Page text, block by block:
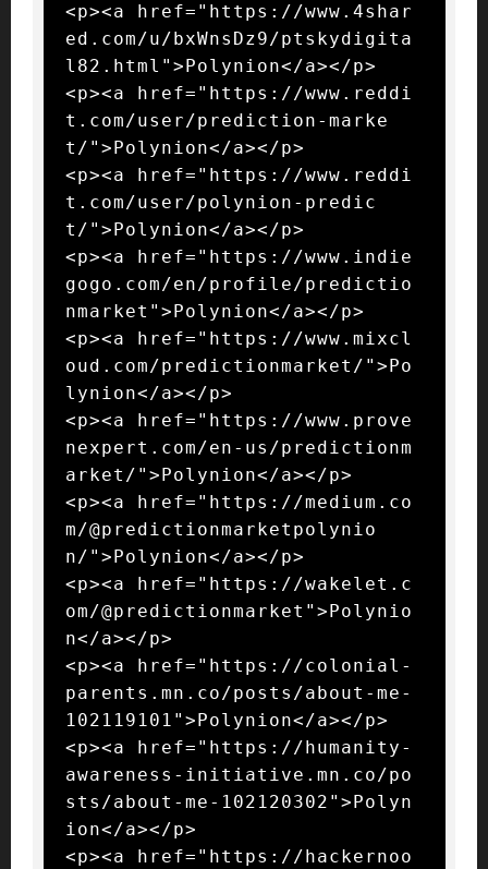
<p><a href="https://www.4shar
ed.com/u/bxWnsDz9/ptskydigita
l82.html">Polynion</a></p>
<p><a href="https://www.reddi
t.com/user/prediction-marke
t/">Polynion</a></p>
<p><a href="https://www.reddi
t.com/user/polynion-predic
t/">Polynion</a></p>
<p><a href="https://www.indie
gogo.com/en/profile/predictio
nmarket">Polynion</a></p>
<p><a href="https://www.mixcl
oud.com/predictionmarket/">Po
lynion</a></p>
<p><a href="https://www.prove
nexpert.com/en-us/predictionm
arket/">Polynion</a></p>
<p><a href="https://medium.co
m/@predictionmarketpolynio
n/">Polynion</a></p>
<p><a href="https://wakelet.c
om/@predictionmarket">Polynio
n</a></p>
<p><a href="https://colonial-
parents.mn.co/posts/about-me-
102119101">Polynion</a></p>
<p><a href="https://humanity-
awareness-initiative.mn.co/po
sts/about-me-102120302">Polyn
ion</a></p>
<p><a href="https://hackernoo